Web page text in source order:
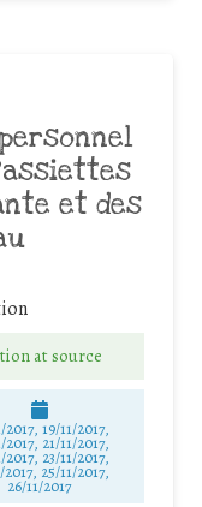
et des
at source
2017, 19/11/2017,
2017, 21/11/2017,
2017, 23/11/2017,
2017, 25/11/2017,
26/11/2017